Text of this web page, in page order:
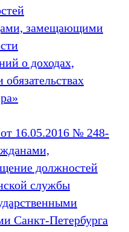
замещающими
о доходах,
»
от 16.05.2016 № 248-
должностей
службы
Санкт‑Петербурга